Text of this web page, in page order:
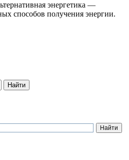
энергетика —
способов получения энергии.